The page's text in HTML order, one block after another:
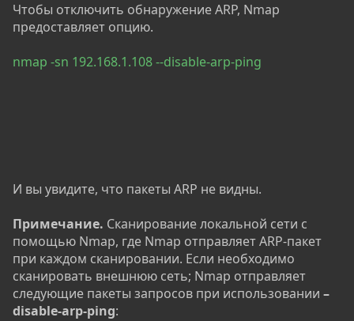
Чтобы отключить обнаружение ARP, Nmap
предоставляет опцию.
nmap -sn 192.168.1.108 --disable-arp-ping
И вы увидите, что пакеты ARP не видны.
Примечание. Сканирование локальной сети с
помощью Nmap, где Nmap отправляет ARP-пакет
при каждом сканировании. Если необходимо
сканировать внешнюю сеть; Nmap отправляет
следующие пакеты запросов при использовании –
disable-arp-ping: